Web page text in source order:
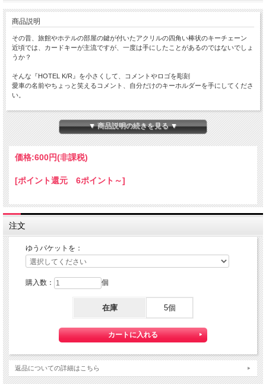
商品説明
その昔、旅館やホテルの部屋の鍵が付いたアクリルの四角い棒状のキーチェーン
近頃では、カードキーが主流ですが、一度は手にしたことがあるのではないでしょ
うか？
そんな『HOTEL K/R』を小さくして、コメントやロゴを彫刻
愛車の名前やちょっと笑えるコメント、自分だけのキーホルダーを手にしてくださ
い。
ちょっと小さな 『Mini HOTEL K/R』 です。
本体サイズ：１０×１４×８０ｍｍ
★コチラの商品は 『ゆうパケット』配送可能な商品になります。
ご利用の際の配送費は、全国一律『２５０円』になります。
ゆうパケット配送をご希望されるお客様は下記のゆうパケットにつきましての説明
ゆうパケット配送をご選択ください。
【送料】全国一律料金でお届けします。
『ゆうパケット』は通常の宅配便と異なり直接ポストへ投函するお届け方法です。
宅配便のように受領印やサインのやり取りが無く、ご不在時であってもお受け取り
▼ 商品説明の続きを見る ▼
価格:600円(非課税)
[ポイント還元 6ポイント～]
注文
ゆうパケットを：
購入数： 個
在庫 5個
返品についての詳細はこちら